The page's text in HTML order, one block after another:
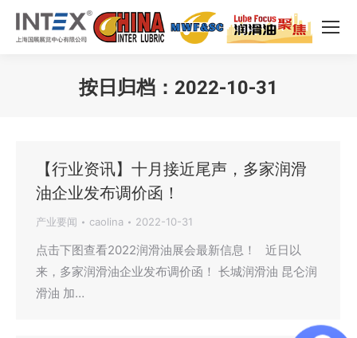
按日归档： 2022-10-31
【行业资讯】十月接近尾声，多家润滑
油企业发布调价函！
产业要闻 caolina 2022-10-31
点击下图查看2022润滑油展会最新信息！ 近日以
来，多家润滑油企业发布调价函！ 长城润滑油 昆仑润
滑油 加…